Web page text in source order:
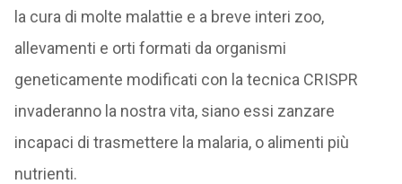
la cura di molte malattie e a breve interi zoo,
allevamenti e orti formati da organismi
geneticamente modificati con la tecnica CRISPR
invaderanno la nostra vita, siano essi zanzare
incapaci di trasmettere la malaria, o alimenti più
nutrienti.